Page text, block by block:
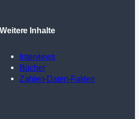
Weitere Inhalte
Interviews
Bücher
Zahlen-Daten-Fakten